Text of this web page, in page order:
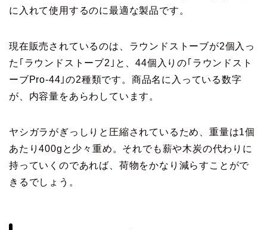
に入れて使用するのに最適な製品です。
現在販売されているのは、ラウンドストーブが2個入っ
た｢ラウンドストーブ2｣と、44個入りの｢ラウンドスト
ーブPro-44｣の2種類です。商品名に入っている数字
が、内容量をあらわしています。
ヤシガラがぎっしりと圧縮されているため、重量は1個
あたり400gと少々重め。それでも薪や木炭の代わりに
持っていくのであれば、荷物をかなり減らすことがで
きるでしょう。